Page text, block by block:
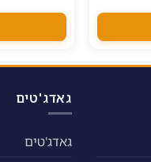
גאדג'טים
גאדג'טים